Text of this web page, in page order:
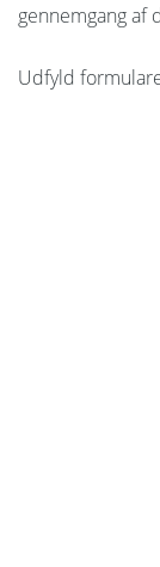
gennemgang af
Udfyld